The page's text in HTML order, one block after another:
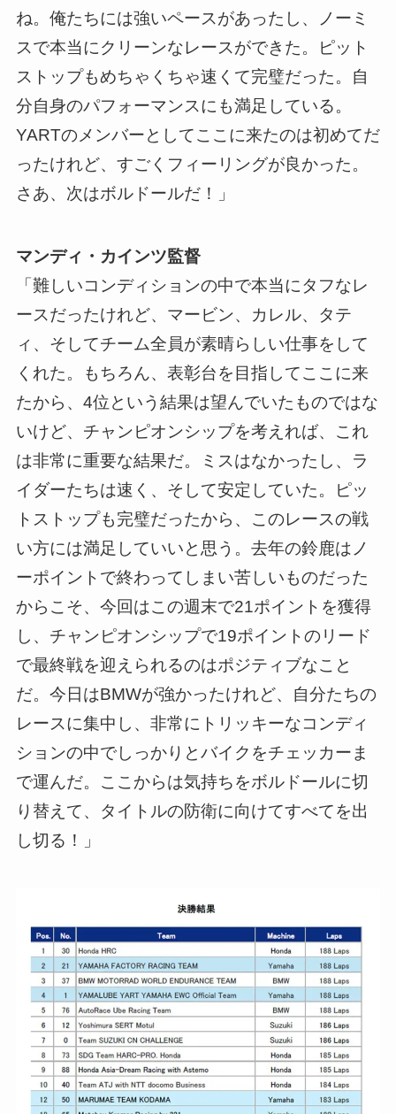
ね。俺たちには強いペースがあったし、ノーミ
スで本当にクリーンなレースができた。ピット
ストップもめちゃくちゃ速くて完璧だった。自
分自身のパフォーマンスにも満足している。
YARTのメンバーとしてここに来たのは初めてだ
ったけれど、すごくフィーリングが良かった。
さあ、次はボルドールだ！」
マンディ・カインツ監督
「難しいコンディションの中で本当にタフなレ
ースだったけれど、マービン、カレル、タテ
ィ、そしてチーム全員が素晴らしい仕事をして
くれた。もちろん、表彰台を目指してここに来
たから、4位という結果は望んでいたものではな
いけど、チャンピオンシップを考えれば、これ
は非常に重要な結果だ。ミスはなかったし、ラ
イダーたちは速く、そして安定していた。ピッ
トストップも完璧だったから、このレースの戦
い方には満足していいと思う。去年の鈴鹿はノ
ーポイントで終わってしまい苦しいものだった
からこそ、今回はこの週末で21ポイントを獲得
し、チャンピオンシップで19ポイントのリード
で最終戦を迎えられるのはポジティブなこと
だ。今日はBMWが強かったけれど、自分たちの
レースに集中し、非常にトリッキーなコンディ
ションの中でしっかりとバイクをチェッカーま
で運んだ。ここからは気持ちをボルドールに切
り替えて、タイトルの防衛に向けてすべてを出
し切る！」